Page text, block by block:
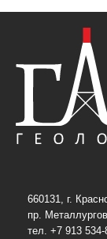
660131, г.
пр.
тел. +7 913 534-